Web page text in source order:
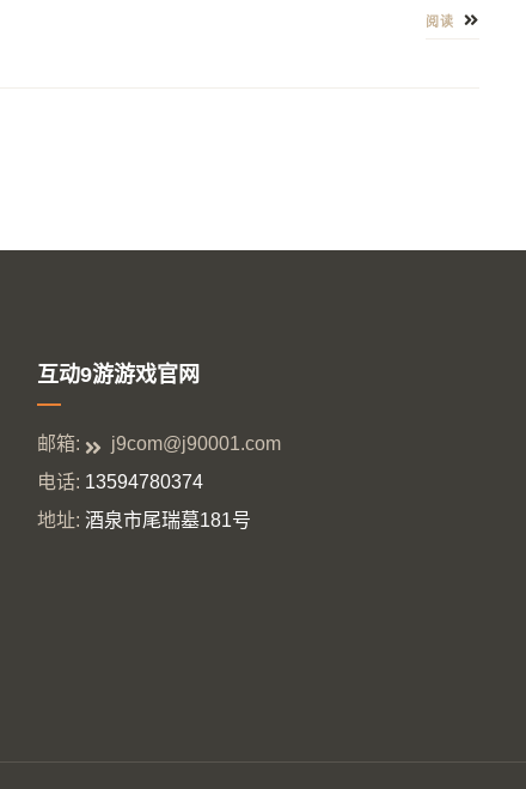
阅读
互动9游游戏官网
邮箱:
j9com@j90001.com
电话: 13594780374
地址: 酒泉市尾瑞墓181号